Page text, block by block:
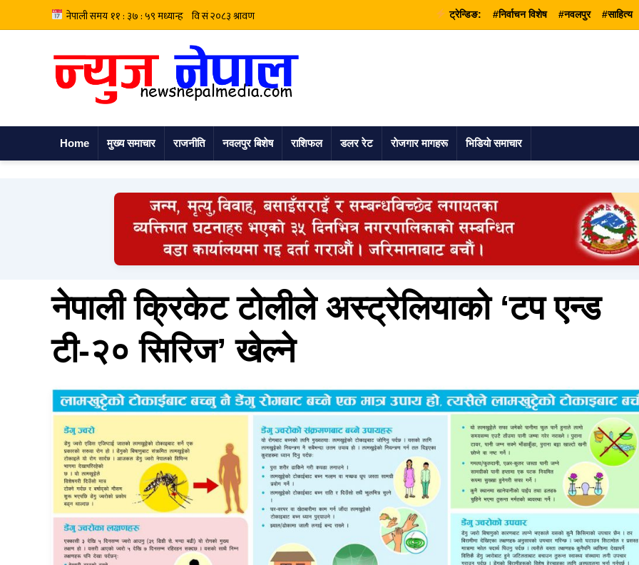
ट्रेन्डिङ: #निर्वाचन विशेष #नवलपुर #साहित्य
Home मुख्य समाचार राजनीति नवलपुर बिशेष राशिफल डलर रेट राेजगार मागहरू भिडियाे समाचार
नेपाली क्रिकेट टोलीले अस्ट्रेलियाको ‘टप एन्ड
टी-२० सिरिज’ खेल्ने